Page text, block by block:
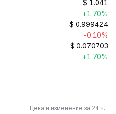
$ 1.041
+1.70%
$ 0.999424
-0.10%
$ 0.070703
+1.70%
Цена и изменение за 24 ч.